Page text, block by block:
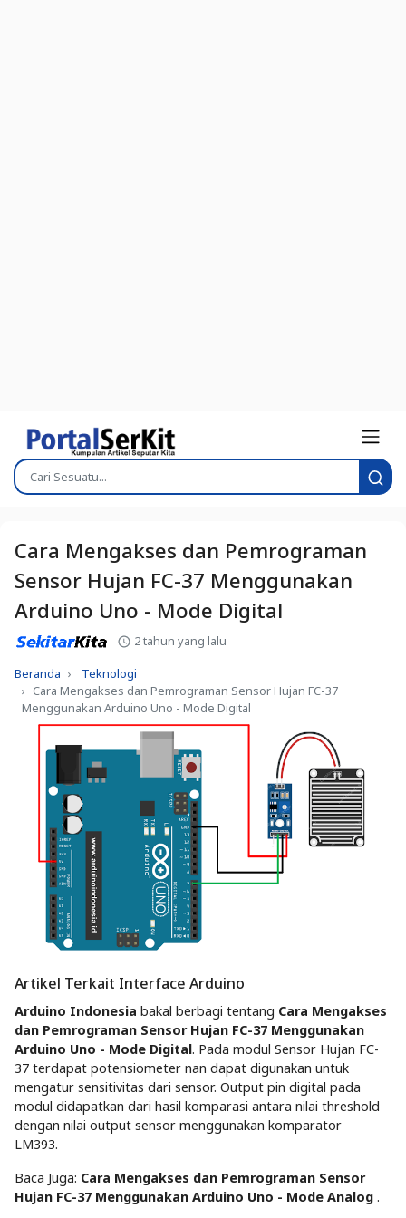
Cara Mengakses dan Pemrograman
Sensor Hujan FC-37 Menggunakan
Arduino Uno - Mode Digital
2 tahun yang lalu
Beranda
Teknologi
Cara Mengakses dan Pemrograman Sensor Hujan FC-37
Menggunakan Arduino Uno - Mode Digital
Artikel Terkait Interface Arduino
Arduino Indonesia bakal berbagi tentang Cara Mengakses
dan Pemrograman Sensor Hujan FC-37 Menggunakan
Arduino Uno - Mode Digital. Pada modul Sensor Hujan FC-
37 terdapat potensiometer nan dapat digunakan untuk
mengatur sensitivitas dari sensor. Output pin digital pada
modul didapatkan dari hasil komparasi antara nilai threshold
dengan nilai output sensor menggunakan komparator
LM393.
Baca Juga: Cara Mengakses dan Pemrograman Sensor
Hujan FC-37 Menggunakan Arduino Uno - Mode Analog .